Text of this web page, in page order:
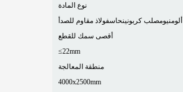
نوع المادة
ألومنيومصلب كربونينحاسفولاذ مقاوم للصدأ
أقصى سمك للقطع
≤22mm
منطقة المعالجة
4000x2500mm